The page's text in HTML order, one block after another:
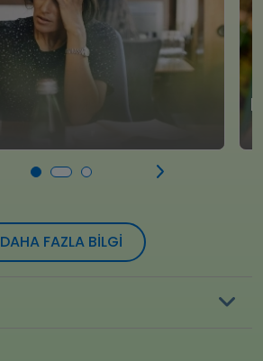
DAHA FAZLA BİLGİ